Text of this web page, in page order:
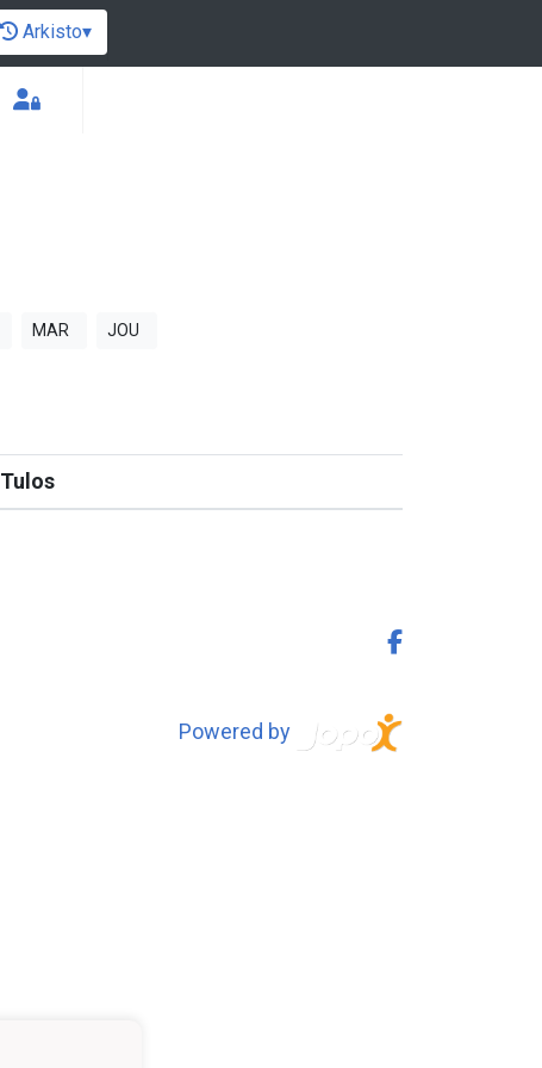
Arkisto▾
MAR JOU
Tulos
Powered by